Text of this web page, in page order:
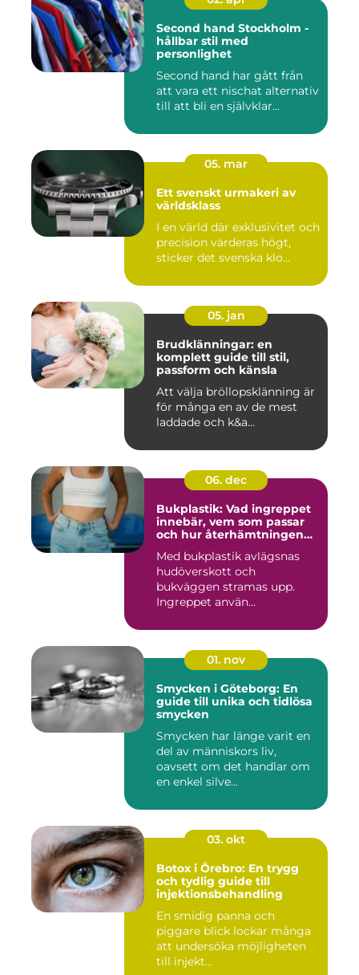
Second hand Stockholm -
hållbar stil med
personlighet
Second hand har gått från
att vara ett nischat alternativ
till att bli en självklar...
05. mar
Ett svenskt urmakeri av
världsklass
I en värld där exklusivitet och
precision värderas högt,
sticker det svenska klo...
05. jan
Brudklänningar: en
komplett guide till stil,
passform och känsla
Att välja bröllopsklänning är
för många en av de mest
laddade och k&a...
06. dec
Bukplastik: Vad ingreppet
innebär, vem som passar
och hur återhämtningen
Med bukplastik avlägsnas
hudöverskott och
bukväggen stramas upp.
Ingreppet använ...
01. nov
Smycken i Göteborg: En
guide till unika och tidlösa
smycken
Smycken har länge varit en
del av människors liv,
oavsett om det handlar om
en enkel silve...
03. okt
Botox i Örebro: En trygg
och tydlig guide till
injektionsbehandling
En smidig panna och
piggare blick lockar många
att undersöka möjligheten
till injekt...